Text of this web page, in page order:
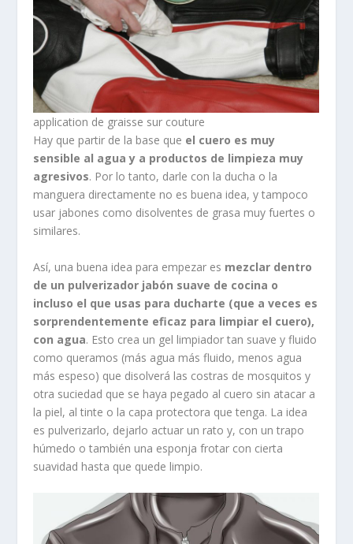
application de graisse sur couture
Hay que partir de la base que el cuero es muy
sensible al agua y a productos de limpieza muy
agresivos. Por lo tanto, darle con la ducha o la
manguera directamente no es buena idea, y tampoco
usar jabones como disolventes de grasa muy fuertes o
similares.
Así, una buena idea para empezar es mezclar dentro
de un pulverizador jabón suave de cocina o
incluso el que usas para ducharte (que a veces es
sorprendentemente eficaz para limpiar el cuero),
con agua. Esto crea un gel limpiador tan suave y fluido
como queramos (más agua más fluido, menos agua
más espeso) que disolverá las costras de mosquitos y
otra suciedad que se haya pegado al cuero sin atacar a
la piel, al tinte o la capa protectora que tenga. La idea
es pulverizarlo, dejarlo actuar un rato y, con un trapo
húmedo o también una esponja frotar con cierta
suavidad hasta que quede limpio.